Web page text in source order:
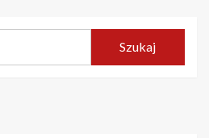
Szukaj